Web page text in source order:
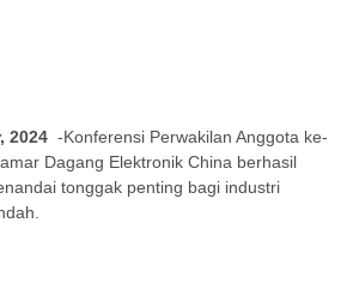
2024 -Konferensi Perwakilan Anggota ke-
Dagang Elektronik China berhasil
tonggak penting bagi industri